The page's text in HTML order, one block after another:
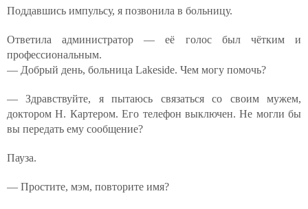
Поддавшись импульсу, я позвонила в больницу.
Ответила администратор — её голос был чётким и
профессиональным.
— Добрый день, больница Lakeside. Чем могу помочь?
— Здравствуйте, я пытаюсь связаться со своим мужем,
доктором Н. Картером. Его телефон выключен. Не могли бы
вы передать ему сообщение?
Пауза.
— Простите, мэм, повторите имя?